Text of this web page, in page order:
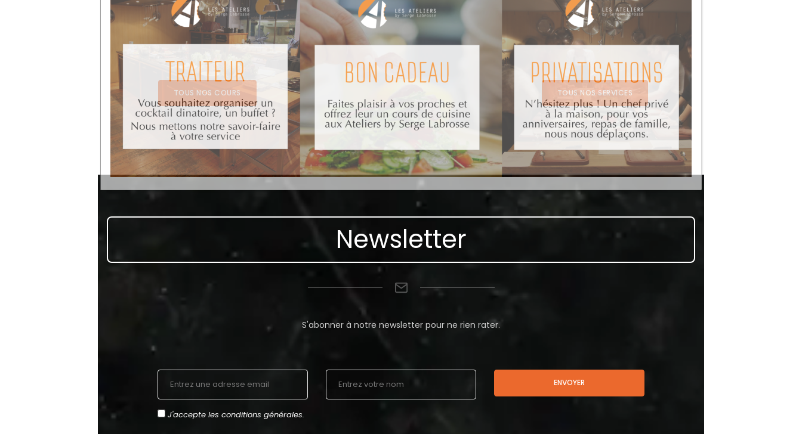
TOUS NOS COURS TOUS NOS SERVICES
Newsletter
S'abonner à notre newsletter pour ne rien rater.
ENVOYER
J'accepte les conditions générales.